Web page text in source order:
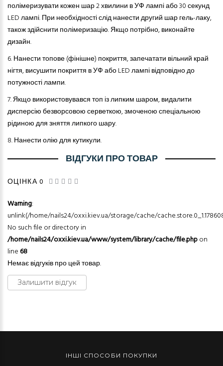
полімеризувати кожен шар 2 хвилини в УФ лампі або 30 секунд
LED лампі. При необхідності слід нанести другий шар гель-лаку,
також здійснити полімеризацію. Якщо потрібно, виконайте
дизайн.
6.Нанести топове (фінішне) покриття, запечатати вільний край
нігтя, висушити покриття в УФ або LED лампі відповідно до
потужності лампи.
7.Якщо використовувався топ із липким шаром, видалити
дисперсію безворсовою серветкою, змоченою спеціальною
рідиною для зняття липкого шару.
8.Нанести олію для кутикули.
ВІДГУКИ ПРО ТОВАР
ОЦІНКА 0
Warning:
unlink(/home/nails24/oxxi.kiev.ua/storage/cache/
No such file or directory in
/home/nails24/oxxi.kiev.ua/www/system/library/cache/file.phpon
line68
Немає відгуків про цей товар.
Залишити відгук
ІНШІ СПОСОБИ ПОКУПКИ